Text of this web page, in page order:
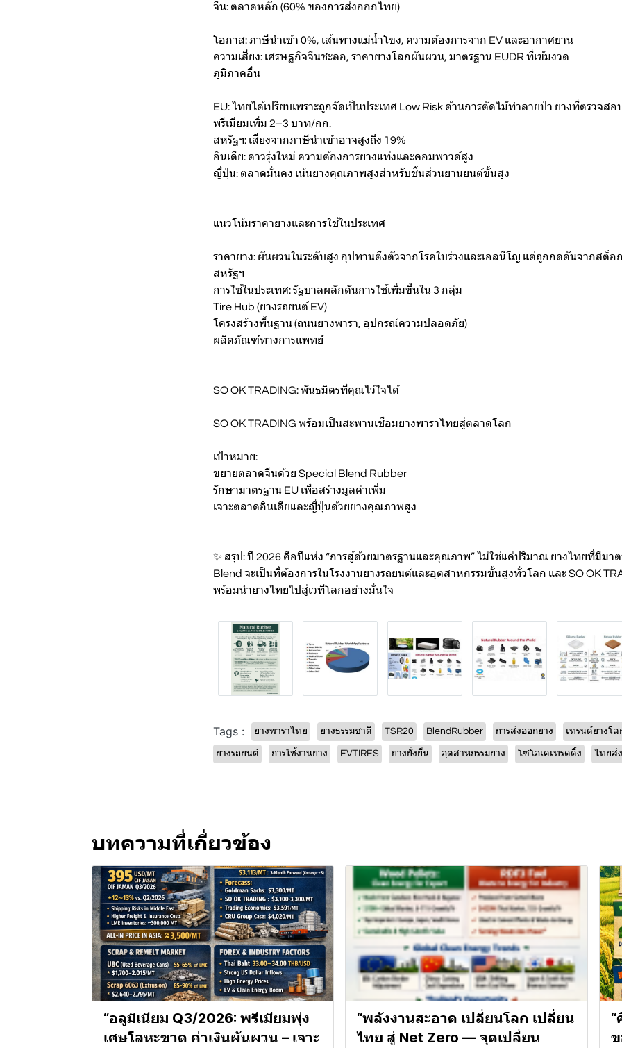
จีน: ตลาดหลัก (60% ของการส่งออกไทย)
โอกาส: ภาษีนำเข้า 0%, เส้นทางแม่น้ำโขง, ความต้องการจาก EV และอากาศยาน
ความเสี่ยง: เศรษฐกิจจีนชะลอ, ราคายางโลกผันผวน, มาตรฐาน EUDR ที่เข้มงวด
ภูมิภาคอื่น
EU: ไทยได้เปรียบเพราะถูกจัดเป็นประเทศ Low Risk ด้านการตัดไม้ทำลายป่า ยางที่ตรวจส
พรีเมียมเพิ่ม 2–3 บาท/กก.
สหรัฐฯ: เสี่ยงจากภาษีนำเข้าอาจสูงถึง 19%
อินเดีย: ดาวรุ่งใหม่ ความต้องการยางแท่งและคอมพาวด์สูง
ญี่ปุ่น: ตลาดมั่นคง เน้นยางคุณภาพสูงสำหรับชิ้นส่วนยานยนต์ขั้นสูง
แนวโน้มราคายางและการใช้ในประเทศ
ราคายาง: ผันผวนในระดับสูง อุปทานตึงตัวจากโรคใบร่วงและเอลนีโญ แต่ถูกกดดันจากสต็อ
สหรัฐฯ
การใช้ในประเทศ: รัฐบาลผลักดันการใช้เพิ่มขึ้นใน 3 กลุ่ม
Tire Hub (ยางรถยนต์ EV)
โครงสร้างพื้นฐาน (ถนนยางพารา, อุปกรณ์ความปลอดภัย)
ผลิตภัณฑ์ทางการแพทย์
SO OK TRADING: พันธมิตรที่คุณไว้ใจได้
SO OK TRADING พร้อมเป็นสะพานเชื่อมยางพาราไทยสู่ตลาดโลก
เป้าหมาย:
ขยายตลาดจีนด้วย Special Blend Rubber
รักษามาตรฐาน EU เพื่อสร้างมูลค่าเพิ่ม
เจาะตลาดอินเดียและญี่ปุ่นด้วยยางคุณภาพสูง
✨ สรุป: ปี 2026 คือปีแห่ง “การสู้ด้วยมาตรฐานและคุณภาพ” ไม่ใช่แค่ปริมาณ ยางไทยที่มีมาต
Blend จะเป็นที่ต้องการในโรงงานยางรถยนต์และอุตสาหกรรมขั้นสูงทั่วโลก และ SO OK
พร้อมนำยางไทยไปสู่เวทีโลกอย่างมั่นใจ
Tags : ยางพาราไทย ยางธรรมชาติ TSR20 BlendRubber การส่งออกยาง เทรนด์ยางโล
ยางรถยนต์ การใช้งานยาง EVTIRES ยางยั่งยืน อุตสาหกรรมยาง โซโอเคเทรดดิ้ง ไทยส่
บทความที่เกี่ยวข้อง
“อลูมิเนียม Q3/2026: พรีเมียมพุ่ง
เศษโลหะขาด ค่าเงินผันผวน – เจาะ
“พลังงานสะอาด เปลี่ยนโลก เปลี่ยน
ไทย สู่ Net Zero — จุดเปลี่ยน